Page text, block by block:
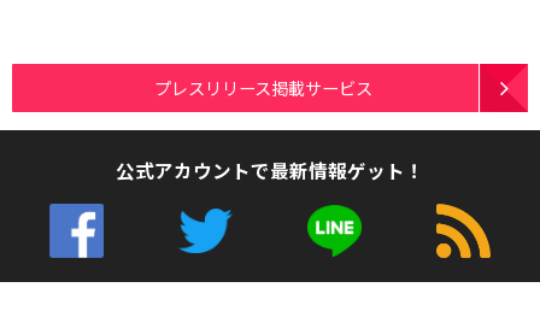
プレスリリース掲載サービス
公式アカウントで最新情報ゲット！